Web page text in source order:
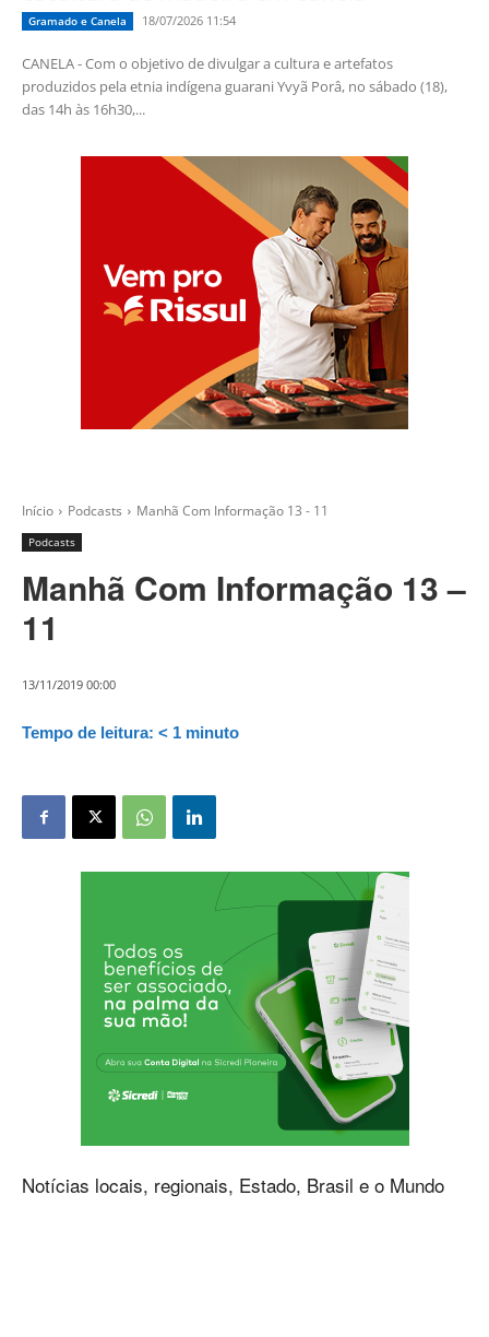
Gramado e Canela 18/07/2026 11:54
CANELA - Com o objetivo de divulgar a cultura e artefatos
produzidos pela etnia indígena guarani Yvyã Porâ, no sábado (18),
das 14h às 16h30,...